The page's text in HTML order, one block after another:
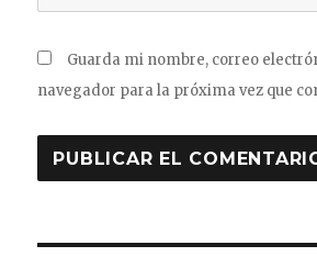
Guarda mi nombre, correo
navegador para la próxima vez que